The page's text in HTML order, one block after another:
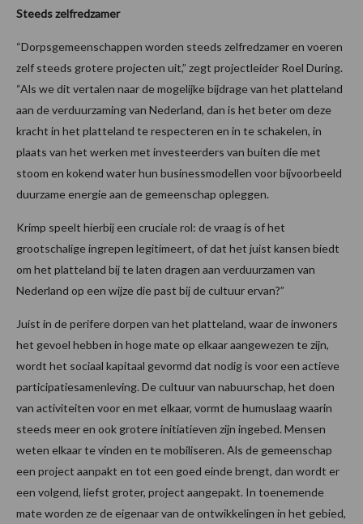
Steeds zelfredzamer
“Dorpsgemeenschappen worden steeds zelfredzamer en voeren
zelf steeds grotere projecten uit,” zegt projectleider Roel During.
“Als we dit vertalen naar de mogelijke bijdrage van het platteland
aan de verduurzaming van Nederland, dan is het beter om deze
kracht in het platteland te respecteren en in te schakelen, in
plaats van het werken met investeerders van buiten die met
stoom en kokend water hun businessmodellen voor bijvoorbeeld
duurzame energie aan de gemeenschap opleggen.
Krimp speelt hierbij een cruciale rol: de vraag is of het
grootschalige ingrepen legitimeert, of dat het juist kansen biedt
om het platteland bij te laten dragen aan verduurzamen van
Nederland op een wijze die past bij de cultuur ervan?”
Juist in de perifere dorpen van het platteland, waar de inwoners
het gevoel hebben in hoge mate op elkaar aangewezen te zijn,
wordt het sociaal kapitaal gevormd dat nodig is voor een actieve
participatiesamenleving. De cultuur van nabuurschap, het doen
van activiteiten voor en met elkaar, vormt de humuslaag waarin
steeds meer en ook grotere initiatieven zijn ingebed. Mensen
weten elkaar te vinden en te mobiliseren. Als de gemeenschap
een project aanpakt en tot een goed einde brengt, dan wordt er
een volgend, liefst groter, project aangepakt. In toenemende
mate worden ze de eigenaar van de ontwikkelingen in het gebied,